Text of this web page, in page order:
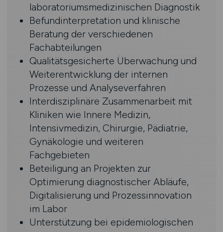
laboratoriumsmedizinischen Diagnostik
Befundinterpretation und klinische
Beratung der verschiedenen
Fachabteilungen
Qualitätsgesicherte Überwachung und
Weiterentwicklung der internen
Prozesse und Analyseverfahren
Interdisziplinäre Zusammenarbeit mit
Kliniken wie Innere Medizin,
Intensivmedizin, Chirurgie, Pädiatrie,
Gynäkologie und weiteren
Fachgebieten
Beteiligung an Projekten zur
Optimierung diagnostischer Abläufe,
Digitalisierung und Prozessinnovation
im Labor
Unterstützung bei epidemiologischen